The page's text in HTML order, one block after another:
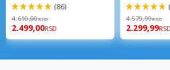
98%
(86)
4.610,00RSD
2.499,00RSD
96%
4.579,99RSD
2.299,99RSD